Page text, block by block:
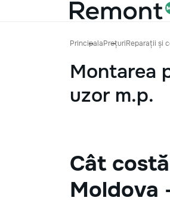
PrincipalaPrețuriReparații și
Montarea
uzor m.p.
Cât
Moldova